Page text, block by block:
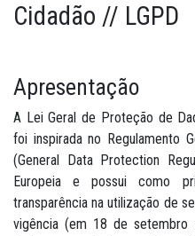
Cidadão // LGPD
Apresentação
A Lei Geral de Proteção de
foi inspirada no Regulamento
(General Data Protection
Europeia e possui como
transparência na utilização de
vigência (em 18 de